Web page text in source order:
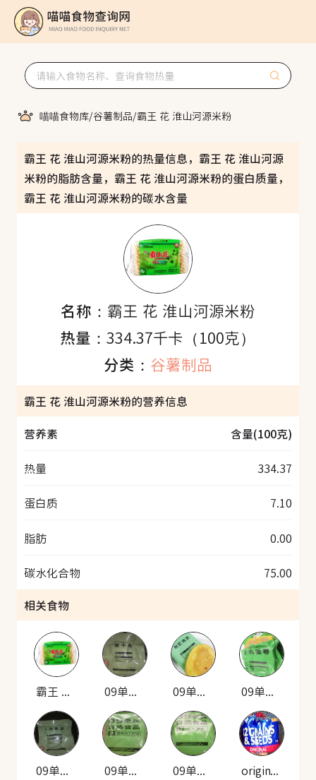
喵喵食物库/谷薯制品/霸王 花 淮山河源米粉
霸王 花 淮山河源米粉的热量信息，霸王 花 淮山河源
米粉的脂肪含量，霸王 花 淮山河源米粉的蛋白质量，
霸王 花 淮山河源米粉的碳水含量
名称： 霸王 花 淮山河源米粉
热量：334.37千卡（100克）
分类： 谷薯制品
霸王 花 淮山河源米粉的营养信息
营养素
含量(100克)
热量 334.37
蛋白质 7.10
脂肪 0.00
碳水化合物
75.00
相关食物
霸王 花 淮山河源米粉 09单兵 自热米饭套餐(酱牛肉) 09单兵 自热米饭套餐(耐贮烤饼) 09单兵 自热米饭套餐(牛肉蛋卷)
09单兵 自热米饭套餐(牛肉香肠) 09单兵 自热食品(雪菜肉丁炒饭) 09单兵 自热食品(羊肉拌面) original 12种谷物种子的面包